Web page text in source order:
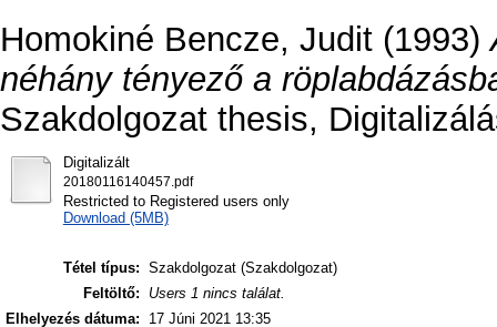
Homokiné Bencze, Judit (1993)
néhány tényező a
Szakdolgozat thesis,
Digitalizált
20180116140457.pdf
Restricted to Registered users only
Download (5MB)
Tétel típus: Szakdolgozat (Szakdolgozat)
Feltöltő:
Users 1 nincs találat.
Elhelyezés dátuma:
17 Júni 2021 13:35